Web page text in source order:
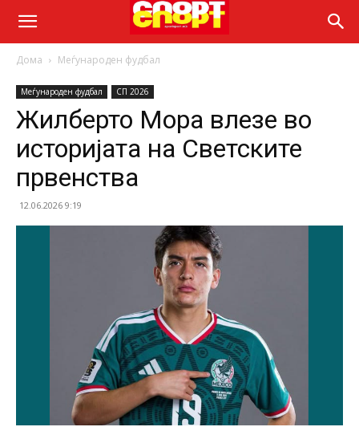
Дома Меѓународен фудбал
Меѓународен фудбал СП 2026
Жилберто Мора влезе во
историјата на Светските
првенства
12.06.2026 9:19